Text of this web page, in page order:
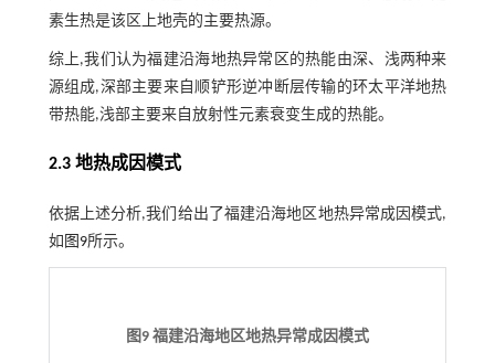
素生热是该区上地壳的主要热源。
综上,我们认为福建沿海地热异常区的热能由深、浅两种来
源组成,深部主要来自顺铲形逆冲断层传输的环太平洋地热
带热能,浅部主要来自放射性元素衰变生成的热能。
2.3 地热成因模式
依据上述分析,我们给出了福建沿海地区地热异常成因模式,
如 图9所示。
图9 福建沿海地区地热异常成因模式